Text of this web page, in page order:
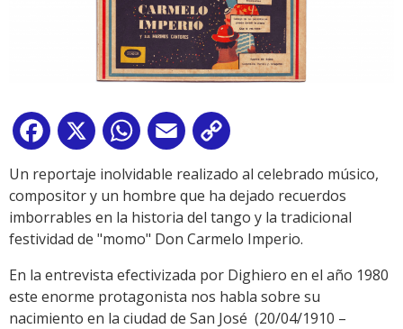
Facebook
X WhatsApp
Email
Link
Un reportaje inolvidable realizado al celebrado músico,
compositor y un hombre que ha dejado recuerdos
imborrables en la historia del tango y la tradicional
festividad de "momo" Don Carmelo Imperio.
En la entrevista efectivizada por Dighiero en el año 1980
este enorme protagonista nos habla sobre su
nacimiento en la ciudad de San José (20/04/1910 –